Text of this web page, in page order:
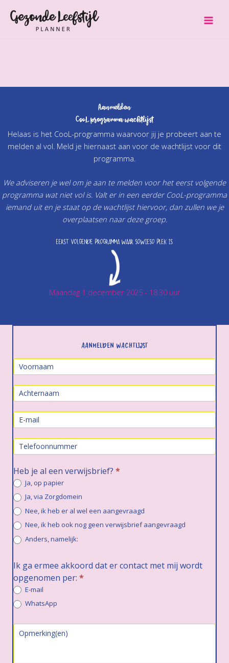
naar
Aanmelden
CooL programma wachtlijst
Helaas is het CooL-programma waarvoor jij je probeert aan te
melden al vol. Meld je hiernaast aan voor de wachtlijst voor dit
programma.
We adviseren je wel om je aan te melden voor het eerst volgende
programma wat niet vol is. Valt er in een eerder CooL-programma
iemand uit en je staat op de wachtlijst hiervoor, dan zullen we je
overplaatsen naar deze groep.
Eerst volgende programma waar sowieso plek is
Maandag 1 december 2025 - 18.30 uur
Aanmelden wachtlijst
Heb je al een verwijsbrief? *
Ja, op papier
Ja, via Zorgdomein
Nee, ik heb er al wel een aangevraagd
Nee, ik heb ook nog geen verwijsbrief aangevraagd
Anders, namelijk:
Ik ga ermee akkoord dat er contact met mij wordt
opgenomen per: *
E-mail
WhatsApp